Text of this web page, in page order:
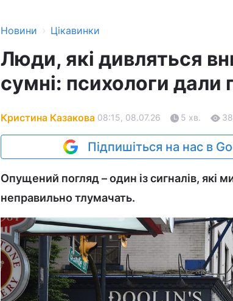
Новини › Цікавинки
Люди, які дивляться
сумні: психологи дали
Кристина Казакова 08:15, 08.07.26 5 хв.
Підпишіться на нас в
Опущений погляд – один із сигналів, які
неправильно тлумачать.